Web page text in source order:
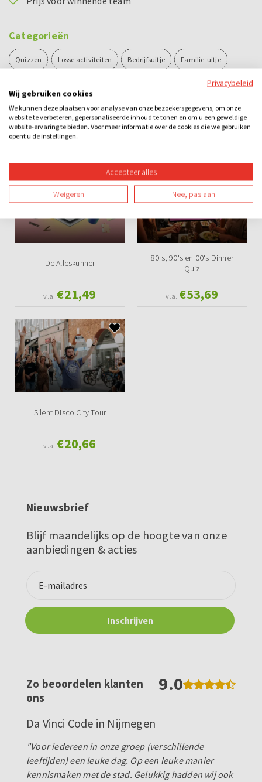
Categorieën
Quizzen Losse activiteiten Bedrijfsuitje Familie-uitje
Overdag
Binnen Spel Teambuilding
De Alleskunner
v.a. €21,49
80's, 90's en 00's Dinner
Quiz
v.a. €53,69
Silent Disco City Tour
v.a. €20,66
Nieuwsbrief
Blijf maandelijks op de hoogte van onze
aanbiedingen & acties
Zo beoordelen klanten
ons
9.0
Da Vinci Code in Nijmegen
"Voor iedereen in onze groep (verschillende
leeftijden) een leuke dag. Op een leuke manier
kennismaken met de stad. Gelukkig hadden wij ook
Privacybeleid
Wij gebruiken cookies
We kunnen deze plaatsen voor analyse van onze bezoekersgegevens, om onze
website te verbeteren, gepersonaliseerde inhoud te tonen en om u een geweldige
website-ervaring te bieden. Voor meer informatie over de cookies die we gebruiken
opent u de instellingen.
Accepteer alles
Weigeren Nee, pas aan